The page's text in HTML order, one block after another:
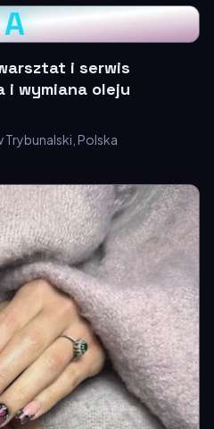
A
i serwis
i wymiana oleju
Polska